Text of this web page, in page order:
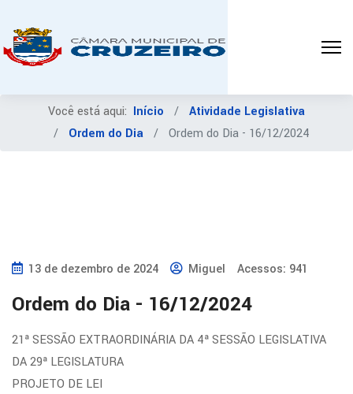
Você está aqui: Início
Atividade Legislativa
Ordem do Dia
Ordem do Dia - 16/12/2024
13 de dezembro de 2024 Miguel Acessos: 941
Ordem do Dia - 16/12/2024
21ª SESSÃO EXTRAORDINÁRIA DA 4ª SESSÃO LEGISLATIVA
DA 29ª LEGISLATURA
PROJETO DE LEI